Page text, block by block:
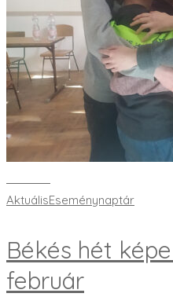
AktuálisEseménynaptár
Békés hét
február